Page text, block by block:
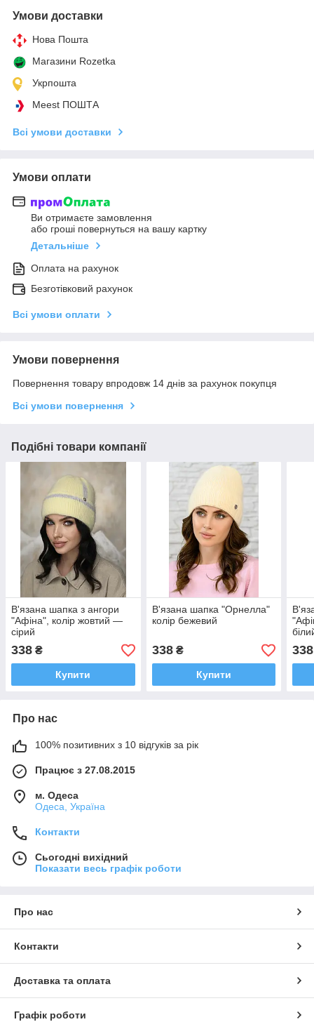
Умови доставки
Нова Пошта
Магазини Rozetka
Укрпошта
Meest ПОШТА
Всі умови доставки
Умови оплати
Ви отримаєте замовлення
або гроші повернуться на вашу картку
Детальніше
Оплата на рахунок
Безготівковий рахунок
Всі умови оплати
Умови повернення
Повернення товару впродовж 14 днів за рахунок покупця
Всі умови повернення
Подібні товари компанії
В'язана шапка з ангори
"Афіна", колір жовтий —
сірий
338 ₴
Купити
В'язана шапка "Орнелла"
колір бежевий
338₴
Купити
338
Про нас
100% позитивних з 10 відгуків за рік
Працює з 27.08.2015
м. Одеса
Одеса, Україна
Контакти
Сьогодні вихідний
Показати весь графік роботи
Про нас
Контакти
Доставка та оплата
Графік роботи